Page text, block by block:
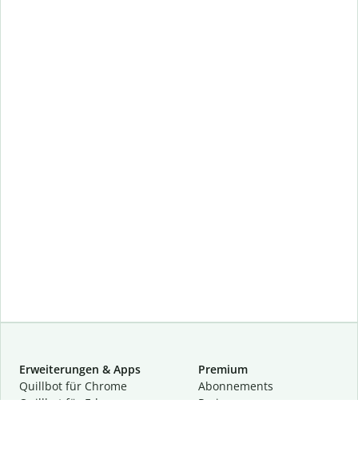
Erweiterungen & Apps
Quillbot für Chrome
Quillbot für Edge
Premium
Abon­ne­ments
Preise